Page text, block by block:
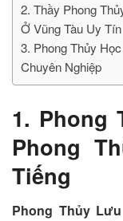
2. Thầy Phong
Ở Vũng Tàu Uy Tín
3. Phong Thủy
Chuyên Nghiệp
1. Phong
Phong
Tiếng
Phong Thủy